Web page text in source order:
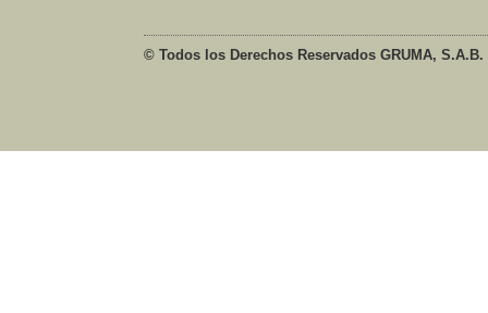
© Todos los Derechos Reservados GRUMA, S.A.B.